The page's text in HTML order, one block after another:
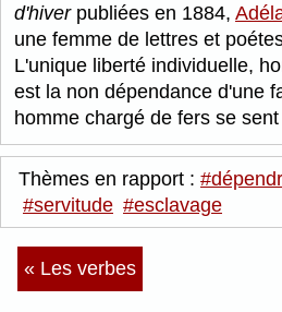
d'hiverpubliées en 1884,
une femme de lettres et
L'unique liberté individuelle,
est la non dépendance d'une
homme chargé de fers se
Thèmes en rapport :
#servitude #esclavage
« Les verbes